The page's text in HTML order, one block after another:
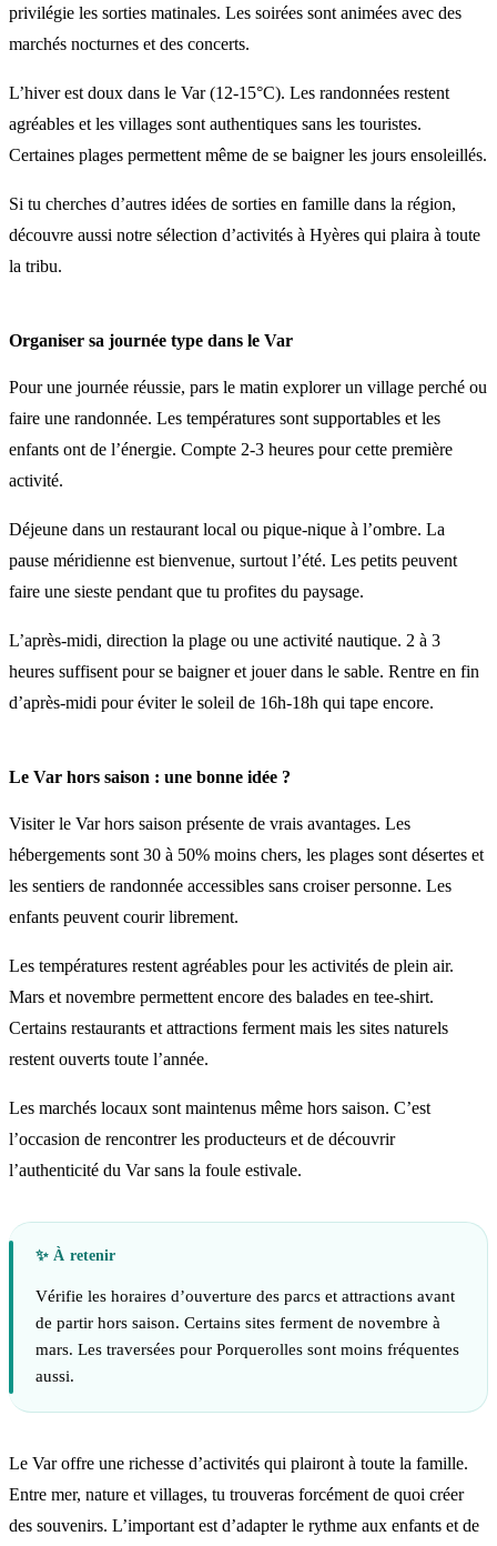
privilégie les sorties matinales. Les soirées sont animées avec des
marchés nocturnes et des concerts.
L’hiver est doux dans le Var (12-15°C). Les randonnées restent
agréables et les villages sont authentiques sans les touristes.
Certaines plages permettent même de se baigner les jours ensoleillés.
Si tu cherches d’autres idées de sorties en famille dans la région,
découvre aussi notre sélection d’activités à Hyères qui plaira à toute
la tribu.
Organiser sa journée type dans le Var
Pour une journée réussie, pars le matin explorer un village perché ou
faire une randonnée. Les températures sont supportables et les
enfants ont de l’énergie. Compte 2-3 heures pour cette première
activité.
Déjeune dans un restaurant local ou pique-nique à l’ombre. La
pause méridienne est bienvenue, surtout l’été. Les petits peuvent
faire une sieste pendant que tu profites du paysage.
L’après-midi, direction la plage ou une activité nautique. 2 à 3
heures suffisent pour se baigner et jouer dans le sable. Rentre en fin
d’après-midi pour éviter le soleil de 16h-18h qui tape encore.
Le Var hors saison : une bonne idée ?
Visiter le Var hors saison présente de vrais avantages. Les
hébergements sont 30 à 50% moins chers, les plages sont désertes et
les sentiers de randonnée accessibles sans croiser personne. Les
enfants peuvent courir librement.
Les températures restent agréables pour les activités de plein air.
Mars et novembre permettent encore des balades en tee-shirt.
Certains restaurants et attractions ferment mais les sites naturels
restent ouverts toute l’année.
Les marchés locaux sont maintenus même hors saison. C’est
l’occasion de rencontrer les producteurs et de découvrir
l’authenticité du Var sans la foule estivale.
Vérifie les horaires d’ouverture des parcs et attractions avant
de partir hors saison. Certains sites ferment de novembre à
mars. Les traversées pour Porquerolles sont moins fréquentes
aussi.
Le Var offre une richesse d’activités qui plairont à toute la famille.
Entre mer, nature et villages, tu trouveras forcément de quoi créer
des souvenirs. L’important est d’adapter le rythme aux enfants et de